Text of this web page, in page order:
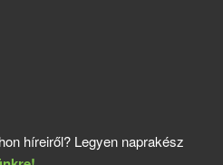
híreiről? Legyen naprakész